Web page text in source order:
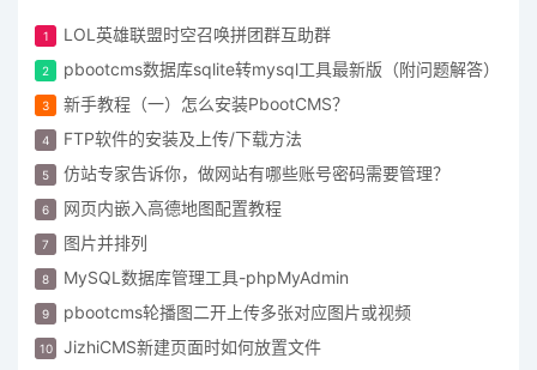
LOL英雄联盟时空召唤拼团群互助群
pbootcms数据库sqlite转mysql工具最新版（附问题解答）
新手教程（一）怎么安装PbootCMS？
FTP软件的安装及上传/下载方法
仿站专家告诉你，做网站有哪些账号密码需要管理？
网页内嵌入高德地图配置教程
图片并排列
MySQL数据库管理工具-phpMyAdmin
pbootcms轮播图二开上传多张对应图片或视频
JizhiCMS新建页面时如何放置文件